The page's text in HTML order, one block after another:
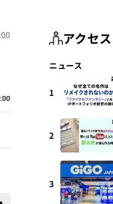
アクセ
ニュース
1
2
3